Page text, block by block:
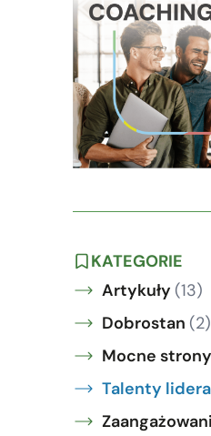
KATEGORIE
Artykuły (13)
Dobrostan (2)
Mocne strony
Talenty lidera